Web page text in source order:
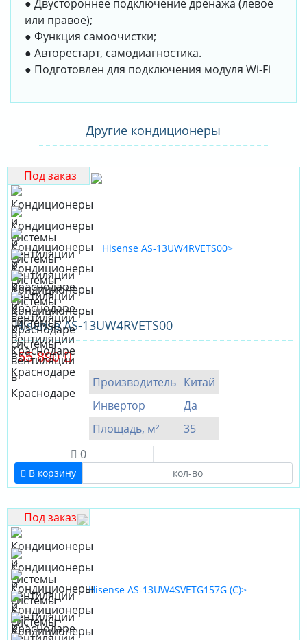
● Двустороннее подключение дренажа (левое
или правое);
● Функция самоочистки;
● Авторестарт, самодиагностика.
● Подготовлен для подключения модуля Wi-Fi
Другие кондиционеры
Под заказ
Hisense AS-13UW4RVETS00
55 890
Производитель Китай
Инвертор
Да
Площадь, м²
35
0
В корзину
Под заказ